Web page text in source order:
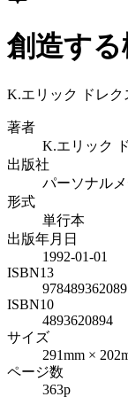
創造す
K.エリック ドレク
著者
K.エリック
出版社
パーソナル
形式
単行本
出版年月日
1992-01-01
ISBN13
ISBN10
4893620894
サイズ
291mm ×
ページ数
363p